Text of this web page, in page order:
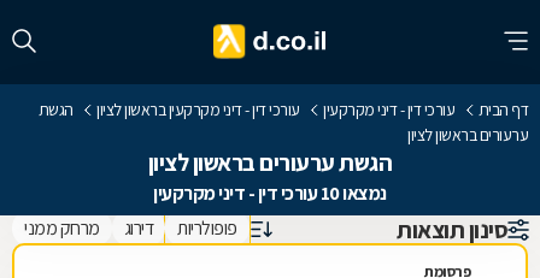
דף הבית עורכי דין - דיני מקרקעין עורכי דין - דיני מקרקעין בראשון לציון
הגשת
ערעורים בראשון לציון
הגשת ערעורים בראשון לציון
נמצאו 10 עורכי דין - דיני מקרקעין
סינון תוצאות פופולריות דירוג מרחק ממני
פרסומת